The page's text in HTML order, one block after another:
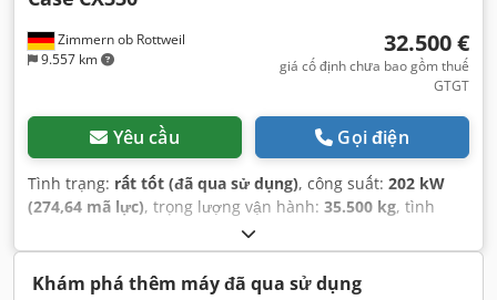
Zimmern ob Rottweil
9.557 km
32.500 €
giá cố định chưa bao gồm thuế
GTGT
Yêu cầu Gọi điện
Tình trạng: rất tốt (đã qua sử dụng), công suất: 202 kW
(274,64 mã lực), trọng lượng vận hành: 35.500 kg, tình
, Năm sản xuất:
động:9.139 h, Thiết bị:điều hòa không khí,
Khám phá thêm máy đã qua sử dụng